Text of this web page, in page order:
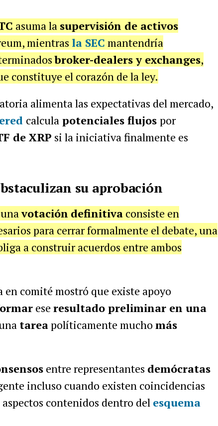
asuma la supervisión de activos
mientras la SEC mantendría
broker-dealers y exchanges,
constituye el corazón de la ley.
alimenta las expectativas del mercado,
calculapotenciales flujos por
de XRP si la iniciativa finalmente es
su aprobación
votación definitivaconsiste en
para cerrar formalmente el debate, una
a construir acuerdos entre ambos
comité mostró que existe apoyo
ese resultado preliminar en una
tareapolíticamente mucho más
entre representantes demócratas
incluso cuando existen coincidencias
contenidos dentro del esquema